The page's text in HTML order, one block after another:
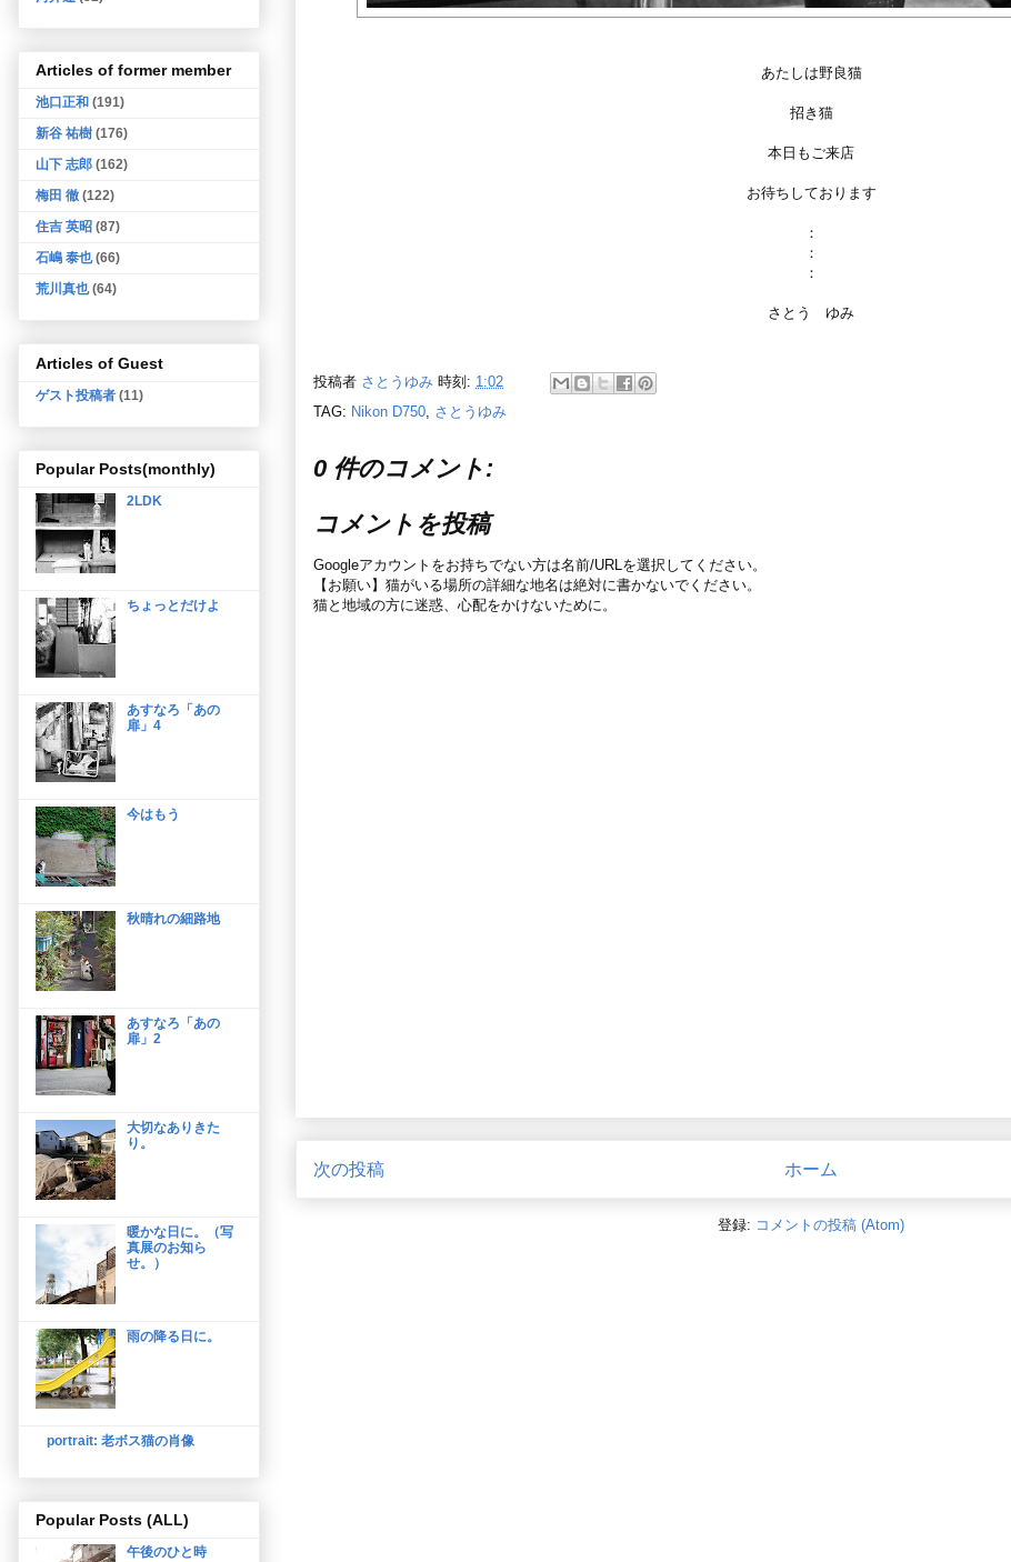
あたしは野良猫
招き猫
本日もご来店
お待ちしております
：
：
：
さとう ゆみ
投稿者 さとうゆみ 時刻: 1:02
TAG: Nikon D750, さとうゆみ
0 件のコメント:
コメントを投稿
Googleアカウントをお持ちでない方は名前/URLを選択してください。
【お願い】猫がいる場所の詳細な地名は絶対に書かないでください。
猫と地域の方に迷惑、心配をかけないために。
次の投稿 ホーム
登録: コメントの投稿 (Atom)
Articles of former member
池口正和 (191)
新谷 祐樹 (176)
山下 志郎 (162)
梅田 徹 (122)
住吉 英昭 (87)
石嶋 泰也 (66)
荒川真也 (64)
Articles of Guest
ゲスト投稿者 (11)
Popular Posts(monthly)
2LDK
ちょっとだけよ
あすなろ「あの
扉」4
今はもう
秋晴れの細路地
あすなろ「あの
扉」2
大切なありきた
り。
暖かな日に。（写
真展のお知ら
せ。）
雨の降る日に。
portrait: 老ボス猫の肖像
Popular Posts (ALL)
午後のひと時